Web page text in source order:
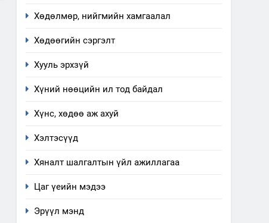
Хөдөлмөр, нийгмийн хамгаалал
Хөдөөгийн сэргэлт
Хууль эрхзүй
Хүний нөөцийн ил тод байдал
Хүнс, хөдөө аж ахуй
Хэлтэсүүд
Хяналт шалгалтын үйл ажиллагаа
Цаг үеийн мэдээ
Эрүүл мэнд